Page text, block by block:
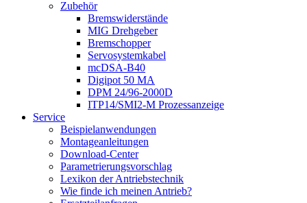
Zubehör
Bremswiderstände
MIG Drehgeber
Bremschopper
Servosystemkabel
mcDSA-B40
Digipot 50 MA
DPM 24/96-2000D
ITP14/SMI2-M Prozessanzeige
Service
Beispielanwendungen
Montageanleitungen
Download-Center
Parametrierungsvorschlag
Lexikon der Antriebstechnik
Wie finde ich meinen Antrieb?